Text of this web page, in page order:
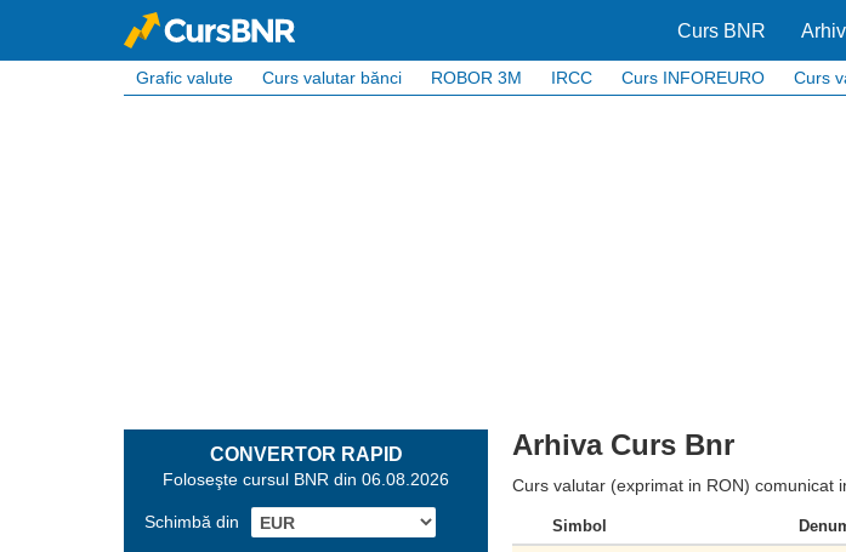
Curs BNR
Grafic valute Curs valutar bănci ROBOR 3M IRCC Curs INFOREURO Curs
CONVERTOR RAPID
Foloseşte cursul BNR din 06.08.2026
Schimbă din
Arhiva Curs Bnr
Curs valutar (exprimat in RON) comunicat
Simbol